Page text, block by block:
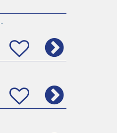
Pflege (m/w/d)